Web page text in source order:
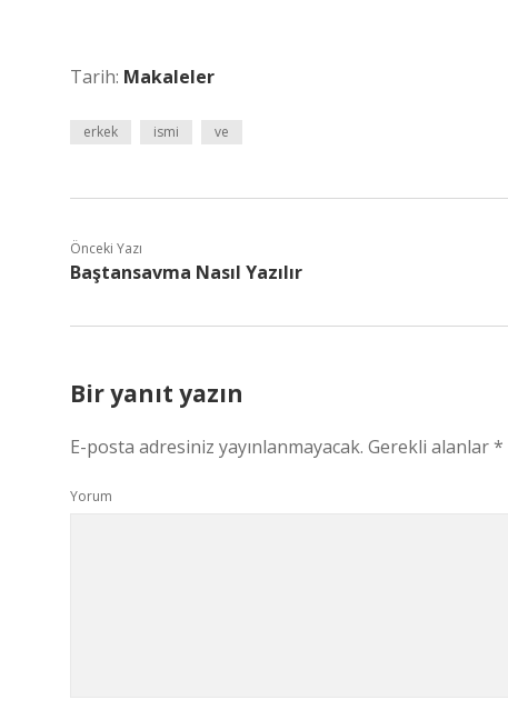
Tarih: Makaleler
erkek ismi ve
Önceki Yazı
Baştansavma Nasıl Yazılır
Bir yanıt yazın
E-posta adresiniz yayınlanmayacak. Gerekli alanlar*
Yorum